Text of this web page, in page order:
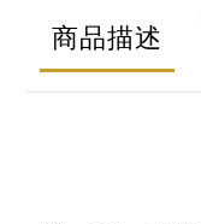
商品描述